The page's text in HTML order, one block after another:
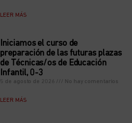
LEER MÁS
Iniciamos el curso de
preparación de las futuras plazas
de Técnicas/os de Educación
Infantil, 0-3
5 de agosto de 2026 No hay comentarios
LEER MÁS